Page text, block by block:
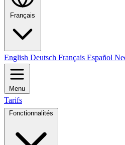
Français
English Deutsch Français Español
Menu
Tarifs
Fonctionnalités